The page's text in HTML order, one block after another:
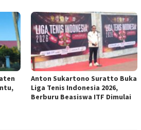
Anton Sukartono Suratto Buka
Liga Tenis Indonesia 2026,
Berburu Beasiswa ITF Dimulai